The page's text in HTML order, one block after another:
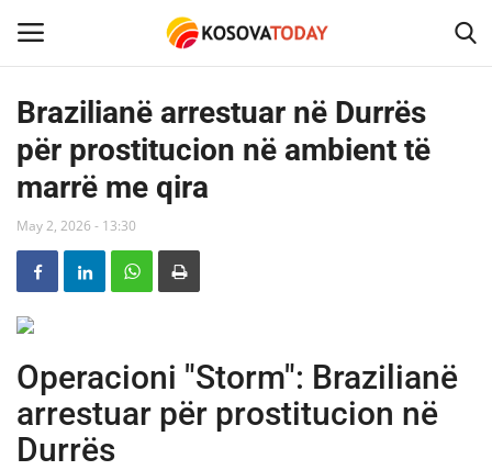
Home
KOSOVA
SHQIPERIA
MAQEDONIA
SHOWBIZ
BOTA
Brazilianë arrestuar në Durrës
për prostitucion në ambient të
marrë me qira
May 2, 2026 - 13:30
Operacioni "Storm": Brazilianë
arrestuar për prostitucion në
Durrës